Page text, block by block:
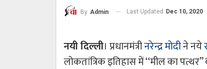
By Admin Last Updated Dec 10, 2020
नयी दिल्ली। प्रधानमंत्रीनरेन्द्र मोदीने नये
लोकतांत्रिक इतिहास में ‘‘मील का